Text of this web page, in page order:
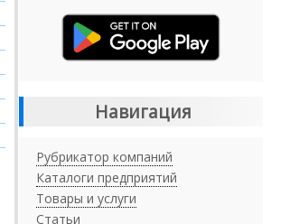
Навигация
Рубрикатор компаний
Каталоги предприятий
Товары и услуги
Статьи